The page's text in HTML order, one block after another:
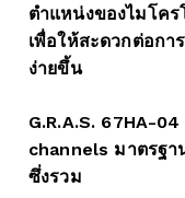
ตำแหน่งของไมโคร
เพื่อให้สะดวกต่อกา
ง่ายขึ้น
G.R.A.S. 67HA-
channels มาตรฐา
ซึ่งรวม